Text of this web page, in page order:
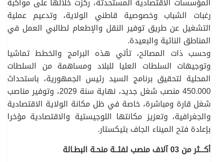
رغبات الشباب وخصوصية قاطني الولاية، وتدعيم عملية
التشغيل عن طريق توفير النقل والإطعام لطالبي العمل في
المناطق النائية والبعيدة.
وحسب ذات المصالح، تأتي هذه البرامج والخطط تماشيا
وتوجيهات السلطات العليا للبلاد ومساهمة من السلطات
المحلية لتحقيق برنامج السيد رئيس الجمهورية، باستحداث
450.000 منصب شغل جديد، نهاية سنة 2029، وتوفير مناصب
شغل قارة ومباشرة، خاصة في ظل مكانة الولاية الاقتصادية
والجغرافية، وتعزيز مكانتها اللوجيستية والاقتصادية مؤخرا
بإعادة فتح الميناء الجاف بتيكستار.
أكـــثر من 03 آلاف منصب لفئــة منحـة البطـالة